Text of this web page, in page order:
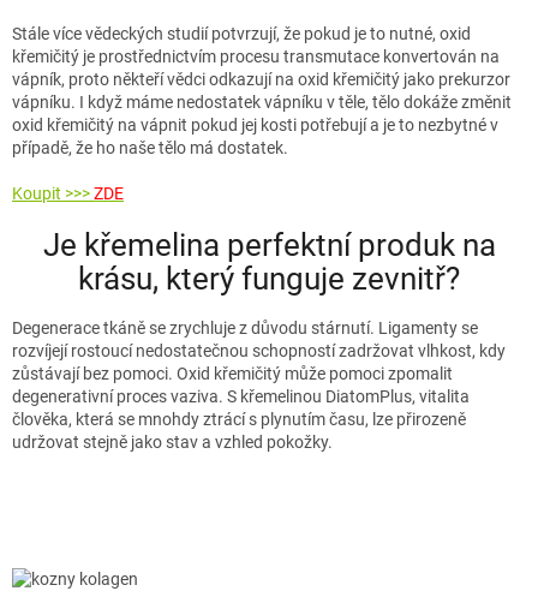
Stále více vědeckých studií potvrzují, že pokud je to nutné, oxid
křemičitý je prostřednictvím procesu transmutace konvertován na
vápník, proto někteří vědci odkazují na oxid křemičitý jako prekurzor
vápníku. I když máme nedostatek vápníku v těle, tělo dokáže změnit
oxid křemičitý na vápnit pokud jej kosti potřebují a je to nezbytné v
případě, že ho naše tělo má dostatek.
Koupit >>>ZDE
Je křemelina perfektní produk na
krásu, který funguje zevnitř?
Degenerace tkáně se zrychluje z důvodu stárnutí. Ligamenty se
rozvíjejí rostoucí nedostatečnou schopností zadržovat vlhkost, kdy
zůstávají bez pomoci. Oxid křemičitý může pomoci zpomalit
degenerativní proces vaziva. S křemelinou DiatomPlus, vitalita
člověka, která se mnohdy ztrácí s plynutím času, lze přirozeně
udržovat stejně jako stav a vzhled pokožky.